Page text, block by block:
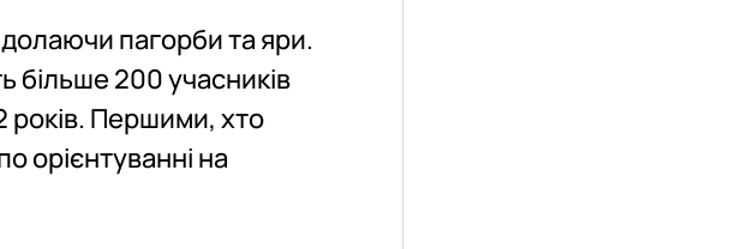
пагорби та яри.
більше 200 учасників
років. Першими, хто
орієнтуванні на